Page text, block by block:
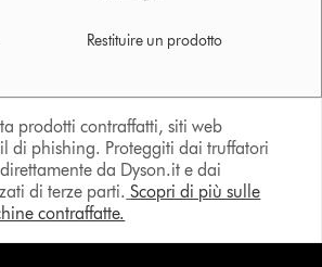
Restituire un prodotto
prodotti contraffatti, siti web
di phishing. Proteggiti dai truffatori
da Dyson.it e dai
di terze parti. Scopri di più sulle
contraffatte.